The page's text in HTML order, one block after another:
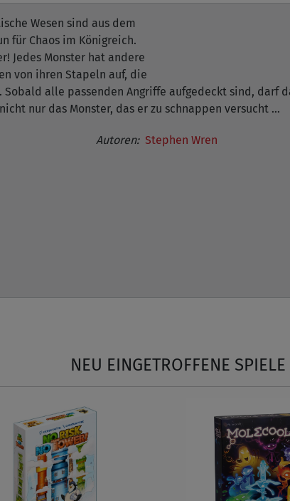
Wesen sind aus dem
für Chaos im Königreich.
Jedes Monster hat andere
von ihren Stapeln auf, die
alle passenden Angriffe aufgedeckt sind, darf
nur das Monster, das er zu schnappen versucht ...
Autoren: Stephen Wren
NEU EINGETROFFENE SPIELE